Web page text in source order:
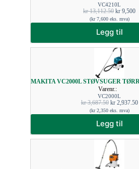
VC4210L
kr13,112.50 kr 9,500
(kr7,600eks. mva)
Legg til
MAKITA VC2000L STØVSUGER
Varenr.:
VC2000L
kr3,687.50 kr2,937.50
(kr2,350eks. mva)
Legg til